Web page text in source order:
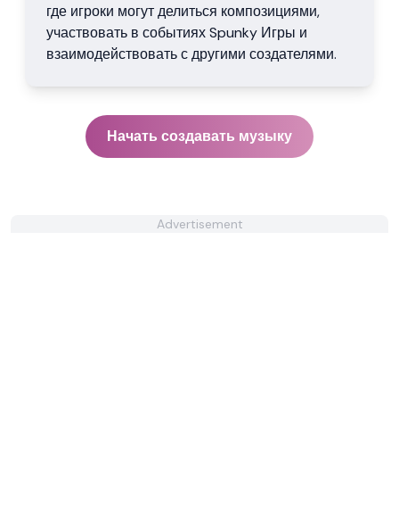
где игроки могут делиться композициями,
участвовать в событиях Spunky Игры и
взаимодействовать с другими создателями.
Начать создавать музыку
Advertisement